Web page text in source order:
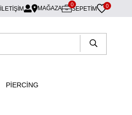
İLETİŞİM MAĞAZA SEPETIM
0 0
PİERCİNG